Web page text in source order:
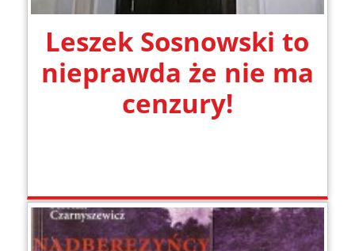
Leszek Sosnowski to
nieprawda że nie ma
cenzury!